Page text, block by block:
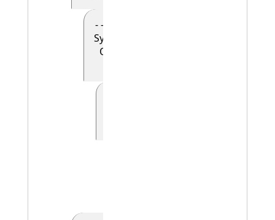
- - - - E90
Symbolic
Object